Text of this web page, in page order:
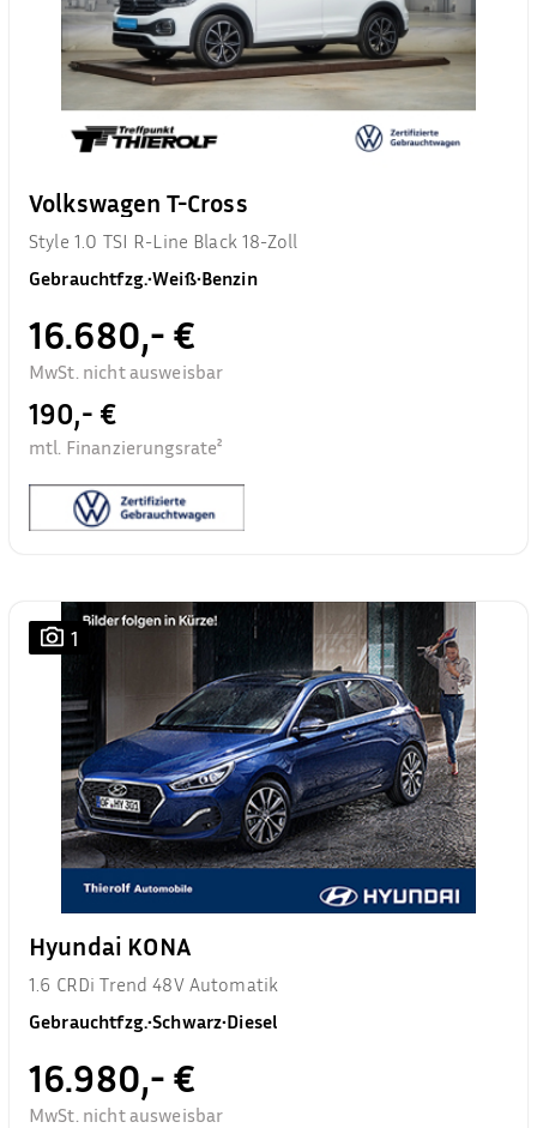
Volkswagen T-Cross
Style 1.0 TSI R-Line Black 18-Zoll
Gebrauchtfzg.•Weiß•Benzin
16.680,- €
MwSt. nicht ausweisbar
190,- €
mtl. Finanzierungsrate²
1
Hyundai KONA
1.6 CRDi Trend 48V Automatik
Gebrauchtfzg.•Schwarz•Diesel
16.980,- €
MwSt. nicht ausweisbar